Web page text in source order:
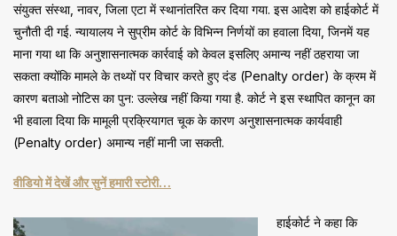
संयुक्त संस्था, नावर, जिला एटा में स्थानांतरित कर दिया गया. इस आदेश को हाईकोर्ट में
चुनौती दी गई. न्यायालय ने सुप्रीम कोर्ट के विभिन्न निर्णयों का हवाला दिया, जिनमें यह
माना गया था कि अनुशासनात्मक कार्रवाई को केवल इसलिए अमान्य नहीं ठहराया जा
सकता क्योंकि मामले के तथ्यों पर विचार करते हुए दंड (Penalty order) के क्रम में
कारण बताओ नोटिस का पुन: उल्लेख नहीं किया गया है. कोर्ट ने इस स्थापित कानून का
भी हवाला दिया कि मामूली प्रक्रियागत चूक के कारण अनुशासनात्मक कार्यवाही
(Penalty order) अमान्य नहीं मानी जा सकती.
वीडियो में देखें और सुनें हमारी स्टोरी…
हाईकोर्ट ने कहा कि